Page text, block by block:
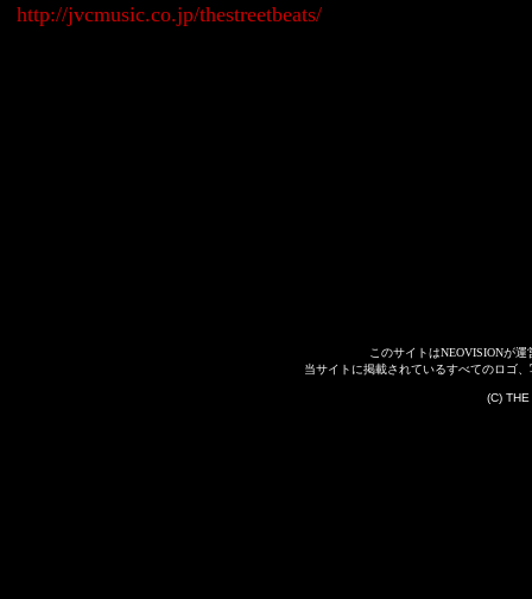
http://jvcmusic.co.jp/thestreetbeats/
このサイトはNEOVISIONが
当サイトに掲載されているすべてのロゴ、
(C) THE